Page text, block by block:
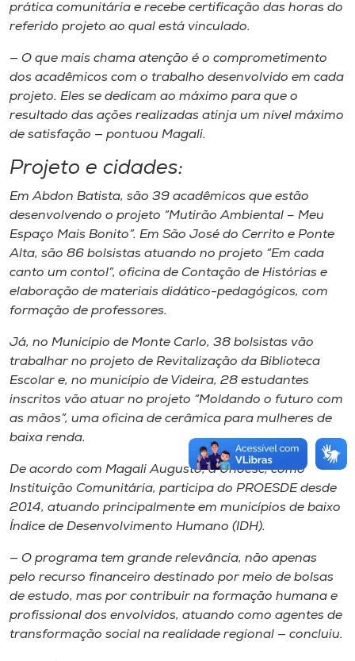
prática comunitária e recebe certificação das horas do
referido projeto ao qual está vinculado.
— O que mais chama atenção é o comprometimento
dos acadêmicos com o trabalho desenvolvido em cada
projeto. Eles se dedicam ao máximo para que o
resultado das ações realizadas atinja um nível máximo
de satisfação — pontuou Magali.
Projeto e cidades:
Em Abdon Batista, são 39 acadêmicos que estão
desenvolvendo o projeto “Mutirão Ambiental – Meu
Espaço Mais Bonito”. Em São José do Cerrito e Ponte
Alta, são 86 bolsistas atuando no projeto “Em cada
canto um conto!”, oficina de Contação de Histórias e
elaboração de materiais didático-pedagógicos, com
formação de professores.
Já, no Município de Monte Carlo, 38 bolsistas vão
trabalhar no projeto de Revitalização da Biblioteca
Escolar e, no município de Videira, 28 estudantes
inscritos vão atuar no projeto “Moldando o futuro com
as mãos”, uma oficina de cerâmica para mulheres de
baixa renda.
De acordo com Magali Augusto, a Unoesc, como
Instituição Comunitária, participa do PROESDE desde
2014, atuando principalmente em municípios de baixo
Índice de Desenvolvimento Humano (IDH).
— O programa tem grande relevância, não apenas
pelo recurso financeiro destinado por meio de bolsas
de estudo, mas por contribuir na formação humana e
profissional dos envolvidos, atuando como agentes de
transformação social na realidade regional — concluiu.